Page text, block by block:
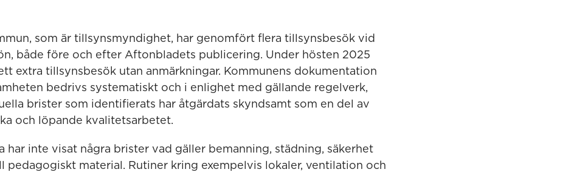
som är tillsynsmyndighet, har genomfört flera tillsynsbesök vid
både före och efter Aftonbladets publicering. Under hösten 2025
extra tillsynsbesök utan anmärkningar. Kommunens dokumentation
bedrivs systematiskt och i enlighet med gällande regelverk,
brister som identifierats har åtgärdats skyndsamt som en del av
och löpande kvalitetsarbetet.
har inte visat några brister vad gäller bemanning, städning, säkerhet
pedagogiskt material. Rutiner kring exempelvis lokaler, ventilation och